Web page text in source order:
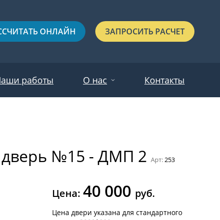
ОНЛАЙН ЗАПРОСИТЬ РАСЧЕТ
Черные
работы О нас Контакты
дверь №15 - ДМП 2 Арт:253
Цена: 40 000 руб.
Цена двери указана для стандартного